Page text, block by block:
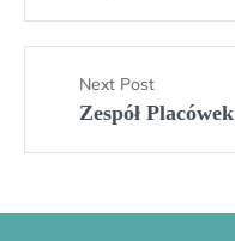
Next Post
Zespół